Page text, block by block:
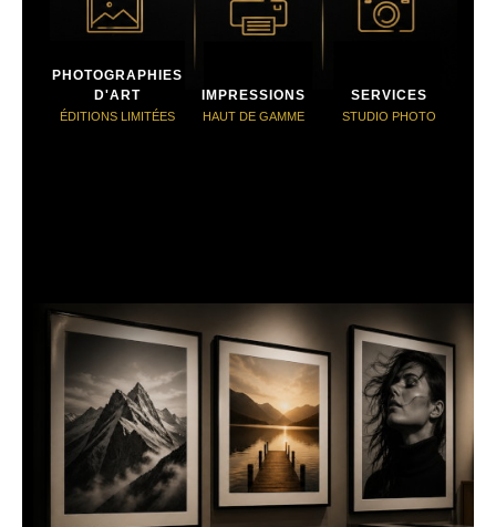
PHOTOGRAPHIES
D'ART
ÉDITIONS LIMITÉES
IMPRESSIONS
HAUT DE GAMME
SERVICES
STUDIO PHOTO